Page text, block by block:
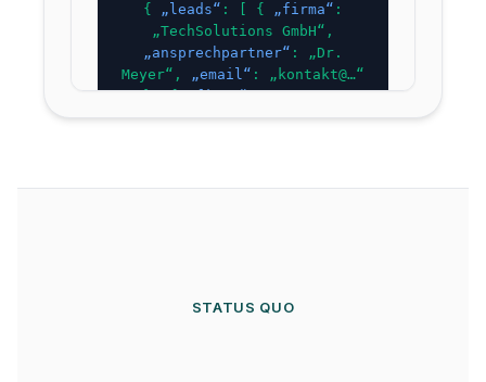
{ „leads“ : [ { „firma“ :
„TechSolutions GmbH“ ,
„ansprechpartner“ :
„Dr.
Meyer“ , „email“ :
„kontakt@…“
STATUS QUO